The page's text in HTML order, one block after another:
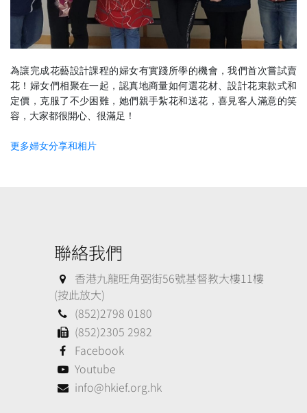
為讓完成花藝設計課程的婦女有實踐所學的機會，我們首次嘗試賣
花！婦女們相聚在一起，認真地商量如何選花材、設計花束款式和
定價，克服了不少困難，她們親手紮花和送花，喜見客人滿意的笑
容，大家都很開心、很滿足！
更多婦女分享和相片
聯絡我們
香港九龍旺角弼街56號基督教大樓11樓
(按此放大)
(852)2798 0180
(852)2305 2982
Facebook
Youtube
info@hkief.org.hk